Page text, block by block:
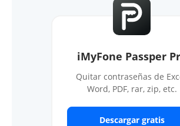
iMyFone Passper
Quitar contraseñas de
Word, PDF, rar, zip, etc.
Descargar gratis